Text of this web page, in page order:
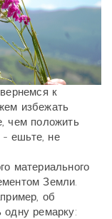
к
избежать
чем положить
- ешьте, не
материального
Земли.
об
одну ремарку: